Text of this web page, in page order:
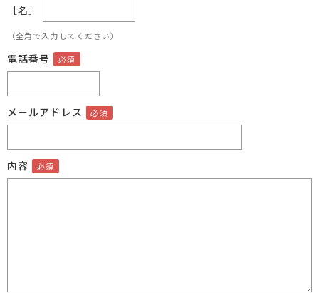
［名］
（全角で入力してください）
電話番号
メールアドレス
内容